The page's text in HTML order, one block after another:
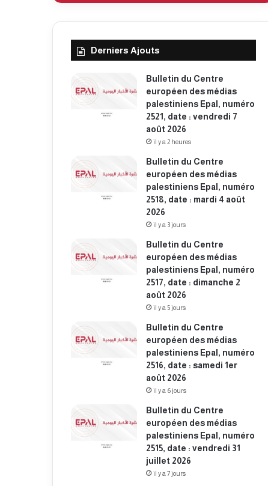
Derniers Ajouts
Bulletin du Centre
européen des médias
palestiniens Epal, numéro
2521, date : vendredi 7
août 2026
il y a 2 heures
Bulletin du Centre
européen des médias
palestiniens Epal, numéro
2518, date : mardi 4 août
2026
il y a 3 jours
Bulletin du Centre
européen des médias
palestiniens Epal, numéro
2517, date : dimanche 2
août 2026
il y a 5 jours
Bulletin du Centre
européen des médias
palestiniens Epal, numéro
2516, date : samedi 1er
août 2026
il y a 6 jours
Bulletin du Centre
européen des médias
palestiniens Epal, numéro
2515, date : vendredi 31
juillet 2026
il y a 7 jours